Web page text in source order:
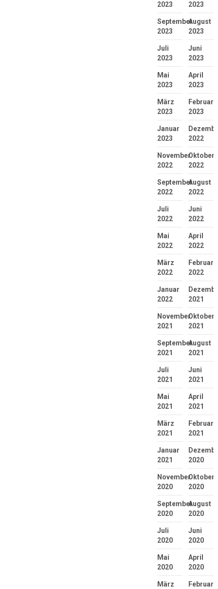
2023
2023
September
2023
August
2023
Juli
2023
Juni
2023
Mai
2023
April
2023
März
2023
Februar
2023
Januar
2023
2022
November
2022
Oktober
2022
September
2022
August
2022
Juli
2022
Juni
2022
Mai
2022
April
2022
März
2022
Februar
2022
Januar
2022
2021
November
2021
Oktober
2021
September
2021
August
2021
Juli
2021
Juni
2021
Mai
2021
April
2021
März
2021
Februar
2021
Januar
2021
2020
November
2020
Oktober
2020
September
2020
August
2020
Juli
2020
Juni
2020
Mai
2020
April
2020
März
Februar